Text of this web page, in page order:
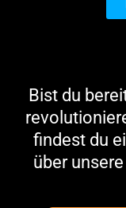
Bist du
findest du
über